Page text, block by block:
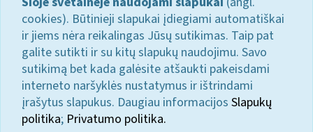
cookies). Būtinieji slapukai įdiegiami automatiškai
ir jiems nėra reikalingas Jūsų sutikimas. Taip pat
galite sutikti ir su kitų slapukų naudojimu. Savo
sutikimą bet kada galėsite atšaukti pakeisdami
interneto naršyklės nustatymus ir ištrindami
įrašytus slapukus. Daugiau informacijos Slapukų
politika; Privatumo politika.